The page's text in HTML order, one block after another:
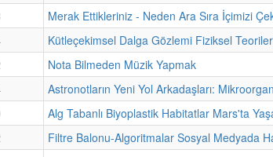
Merak Ettikleriniz - Neden Ara Sıra İçimizi
Kütleçekimsel Dalga Gözlemi Fiziksel
Nota Bilmeden Müzik Yapmak
Astronotların Yeni Yol Arkadaşları:
Alg Tabanlı Biyoplastik Habitatlar Mars'ta
Filtre Balonu-Algoritmalar Sosyal Medyada